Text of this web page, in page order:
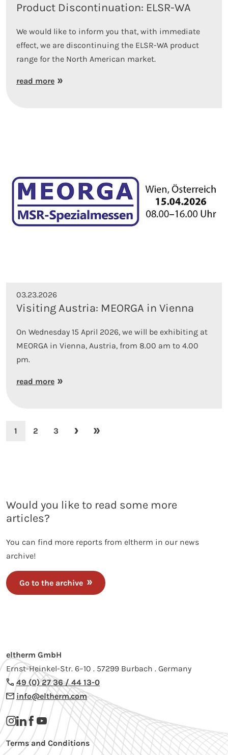
Product Discontinuation: ELSR-WA
We would like to inform you that, with immediate
effect, we are discontinuing the ELSR-WA product
range for the North American market.
read more
03.23.2026
Visiting Austria: MEORGA in Vienna
On Wednesday 15 April 2026, we will be exhibiting at
MEORGA in Vienna, Austria, from 8.00 am to 4.00
pm.
read more
1 2 3
Would you like to read some more
articles?
You can find more reports from eltherm in our news
archive!
Go to the archive
eltherm GmbH
Ernst-Heinkel-Str. 6–10 . 57299 Burbach . Germany
49 (0) 27 36 / 44 13-0
info@eltherm.com
Terms and Conditions